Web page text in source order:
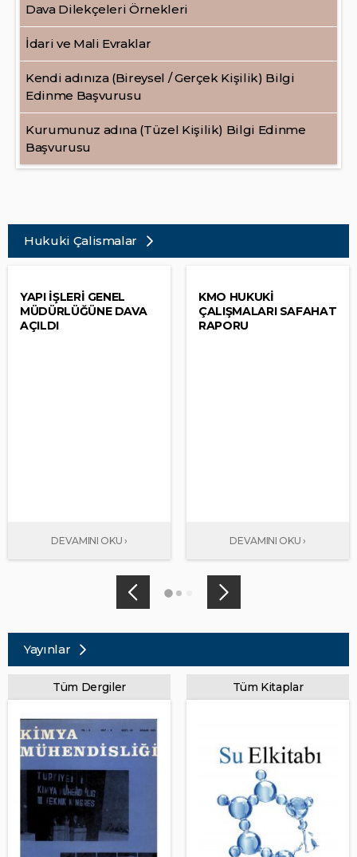
Dava Dilekçeleri Örnekleri
İdari ve Mali Evraklar
Kendi adınıza (Bireysel / Gerçek Kişilik) Bilgi
Edinme Başvurusu
Kurumunuz adına (Tüzel Kişilik) Bilgi Edinme
Başvurusu
Hukuki Çalismalar
YAPI İŞLERİ GENEL
MÜDÜRLÜĞÜNE DAVA
AÇILDI
KMO HUKUKİ
ÇALIŞMALARI SAFAHAT
RAPORU
Yayınlar
Tüm Dergiler Tüm Kitaplar